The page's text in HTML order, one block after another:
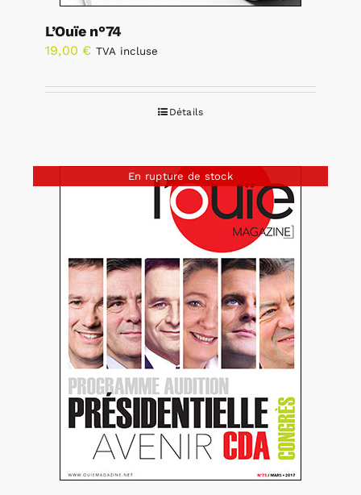
L’Ouïe n°74
19,00 € TVA incluse
Détails
En rupture de stock